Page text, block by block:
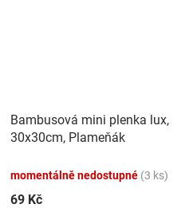
Bambusová mini plenka lux,
30x30cm, Plameňák
momentálně nedostupné (3 ks)
69 Kč